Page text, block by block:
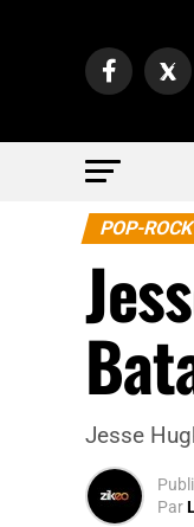
POP-ROCK
Jesse
Par